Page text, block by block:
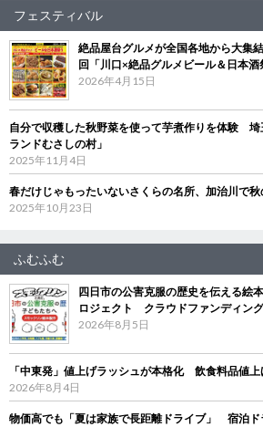
フェスティバル
絶品屋台グルメが全国各地から大集
回「川口×絶品グルメビール＆日本
2026年4月15日
自分で収穫した秋野菜を使って芋煮作りを体験 埼
ランドむさしの村」
2025年11月4日
春だけじゃもったいないさくらの名所、加治川で秋
2025年10月23日
ふむふむ
四日市の公害克服の歴史を伝える絵
ロジェクト クラウドファンディン
2026年8月5日
「中東発」値上げラッシュが本格化 飲食料品値
2026年8月4日
物価高でも「夏は家族で長距離ドライブ」 宿泊ド